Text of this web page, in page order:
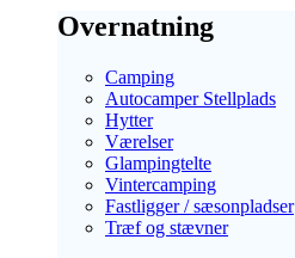
Overnatning
Camping
Autocamper Stellplads
Hytter
Værelser
Glampingtelte
Vintercamping
Fastligger / sæsonpladser
Træf og stævner